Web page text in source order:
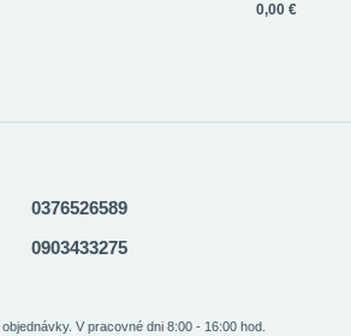
0,00 €
0376526589
0903433275
V pracovné dni 8:00 - 16:00 hod.